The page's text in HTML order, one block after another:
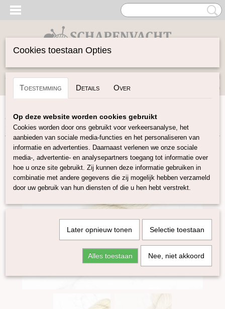
Inloggen Registreren
(0)
Home>Garen>Merken>WoW>Merino kantgaren
Ongeverfde Merino Lace garen
Cookies toestaan Opties
Toestemming Details Over
Op deze website worden cookies gebruikt
Cookies worden door ons gebruikt voor verkeersanalyse, het
aanbieden van sociale media-functies en het personaliseren van
informatie en advertenties. Daarnaast verlenen we onze sociale
media-, advertentie- en analysepartners toegang tot informatie over
hoe u onze site gebruikt. Zij kunnen deze informatie gebruiken in
combinatie met andere gegevens die zij mogelijk hebben verzameld
door uw gebruik van hun diensten of die u hen hebt verstrekt.
Later opnieuw tonen Selectie toestaan
Alles toestaan Nee, niet akkoord